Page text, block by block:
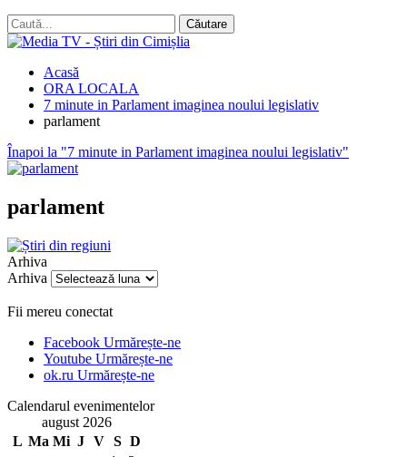
Acasă
ORA LOCALA
7 minute in Parlament imaginea noului legislativ
parlament
Înapoi la "7 minute in Parlament imaginea noului legislativ"
parlament
Arhiva
Arhiva
Fii mereu conectat
Facebook Urmărește-ne
Youtube Urmărește-ne
ok.ru Urmărește-ne
Calendarul evenimentelor
august 2026
L Ma Mi J V S D